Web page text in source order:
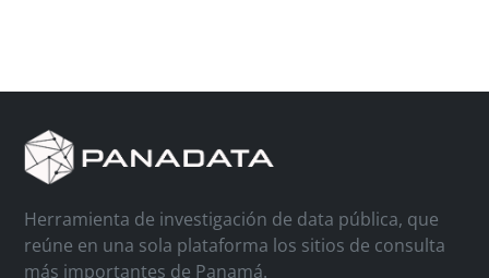
Herramienta de investigación de data pública, que
reúne en una sola plataforma los sitios de consulta
más importantes de Panamá.